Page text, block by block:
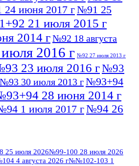
июня 2017 г№91 25
21 июля 2015 г
2014 г№92 18 августа
2016 г №92 27 июля 2013 г
23 июля 2016 г№93
№93 30 июля 2013 г№93+94
28 июня 2014 г
1 июля 2017 г№94 26
г
г №95+96 3 августа
25 июля 2026№99-100 28 июля 2026
4 августа 2026 г№№102-103 1